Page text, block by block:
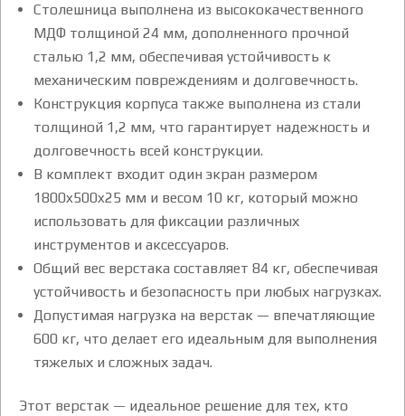
Столешница выполнена из высококачественного
МДФ толщиной 24 мм, дополненного прочной
сталью 1,2 мм, обеспечивая устойчивость к
механическим повреждениям и долговечность.
Конструкция корпуса также выполнена из стали
толщиной 1,2 мм, что гарантирует надежность и
долговечность всей конструкции.
В комплект входит один экран размером
1800x500x25 мм и весом 10 кг, который можно
использовать для фиксации различных
инструментов и аксессуаров.
Общий вес верстака составляет 84 кг, обеспечивая
устойчивость и безопасность при любых нагрузках.
Допустимая нагрузка на верстак — впечатляющие
600 кг, что делает его идеальным для выполнения
тяжелых и сложных задач.
Этот верстак — идеальное решение для тех, кто